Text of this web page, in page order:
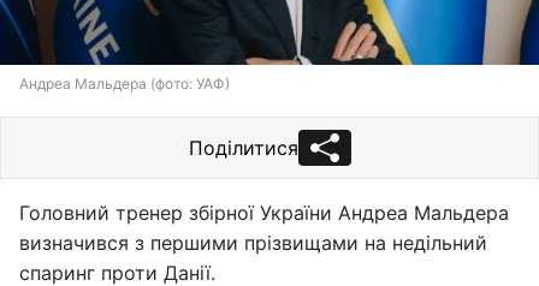
Андреа Мальдера (фото: УАФ)
Поділитися
Головний тренер збірної України Андреа Мальдера
визначився з першими прізвищами на недільний
спаринг проти Данії.